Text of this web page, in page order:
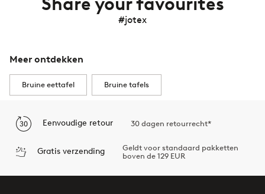
#jotex
Meer ontdekken
Bruine eettafel Bruine tafels
Eenvoudige retour 30 dagen retourrecht*
Gratis verzending
Geldt voor standaard pakketten
boven de 129 EUR